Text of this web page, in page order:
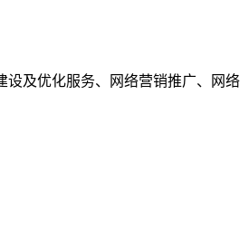
设及优化服务、网络营销推广、网络